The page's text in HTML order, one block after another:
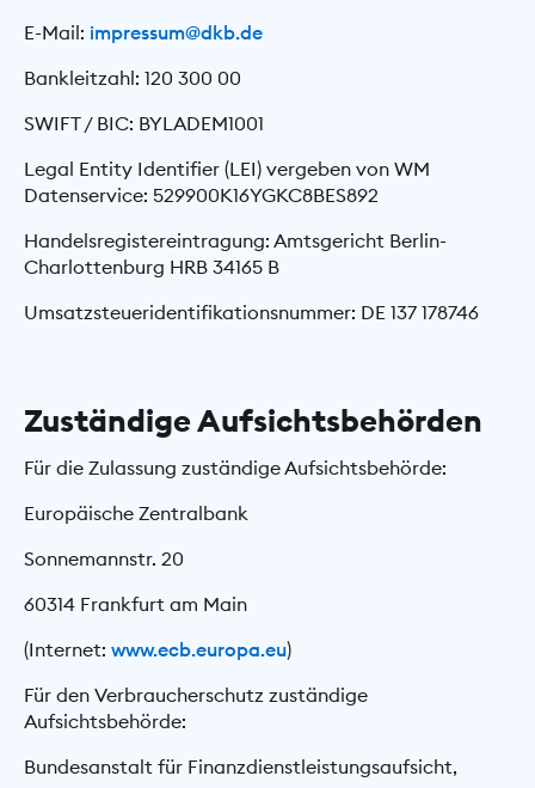
E-Mail: impressum@dkb.de
Bankleitzahl: 120 300 00
SWIFT / BIC: BYLADEM1001
Legal Entity Identifier (LEI) vergeben von WM
Datenservice: 529900K16YGKC8BES892
Handelsregistereintragung: Amtsgericht Berlin-
Charlottenburg HRB 34165 B
Umsatzsteueridentifikationsnummer: DE 137 178746
Zuständige Aufsichtsbehörden
Für die Zulassung zuständige Aufsichtsbehörde:
Europäische Zentralbank
Sonnemannstr. 20
60314 Frankfurt am Main
(Internet: www.ecb.europa.eu)
Für den Verbraucherschutz zuständige
Aufsichtsbehörde:
Bundesanstalt für Finanzdienstleistungsaufsicht,